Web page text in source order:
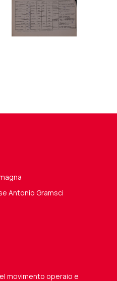
Antonio Gramsci
movimento operaio e